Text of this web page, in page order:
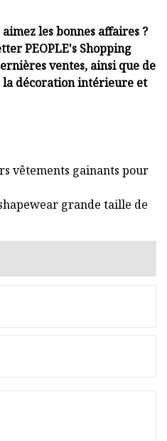
aimez les bonnes affaires ?
PEOPLE's Shopping
ventes, ainsi que de
la décoration intérieure et
vêtements gainants pour
grande taille de